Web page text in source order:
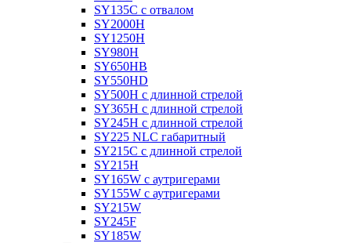
SY135C с отвалом
SY2000H
SY1250H
SY980H
SY650HB
SY550HD
SY500H с длинной стрелой
SY365H с длинной стрелой
SY245H с длинной стрелой
SY225 NLC габаритный
SY215C с длинной стрелой
SY215H
SY165W с аутригерами
SY155W с аутригерами
SY215W
SY245F
SY185W